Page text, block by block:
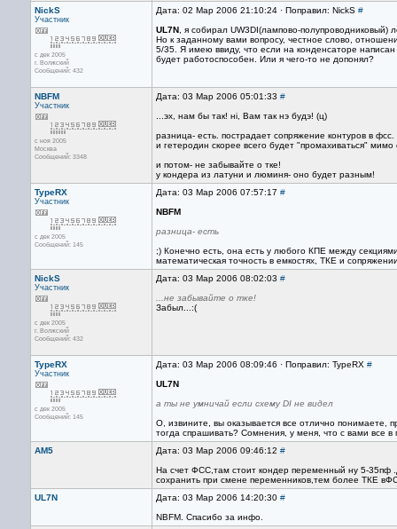
NickS
Участник
с дек 2005
г. Волжский
Сообщений: 432
Дата: 02 Мар 2006 21:10:24 · Поправил: NickS #
UL7N , я собирал UW3DI(лампово-полупроводниковый)
Но к заданному вами вопросу, честное слово,
5/35. Я имею ввиду, что если на конденсаторе
будет работоспособен. Или я чего-то не допонял?
NBFM
Участник
с ноя 2005
Москва
Сообщений: 3348
Дата: 03 Мар 2006 05:01:33 #
...эх, нам бы так! нi, Вам так нэ будэ! (ц)
разница- есть. пострадает сопряжение контуров в фсс.
и гетеродин скорее всего будет "промахиваться" мимо
и потом- не забывайте о тке!
у кондера из латуни и люминя- оно будет разным!
TypeRX
Участник
с дек 2005
Сообщений: 145
Дата: 03 Мар 2006 07:57:17 #
NBFM
разница- есть
;) Конечно есть, она есть у любого КПЕ между
математическая точность в емкостях, ТКЕ и
NickS
Участник
с дек 2005
г. Волжский
Сообщений: 432
Дата: 03 Мар 2006 08:02:03 #
...не забывайте о тке!
Забыл...:(
TypeRX
Участник
с дек 2005
Сообщений: 145
Дата: 03 Мар 2006 08:09:46 · Поправил: TypeRX #
UL7N
а ты не умничай если схему DI не видел
О, извините, вы оказывается все отлично понимаете,
тогда спрашивать? Сомнения, у меня, что с вами все в
AM5
Дата: 03 Мар 2006 09:46:12 #
На счет ФСС,там стоит кондер переменный ну 5-35пф
сохранить при смене переменников,тем более ТКЕ
UL7N
Дата: 03 Мар 2006 14:20:30 #
NBFM. Спасибо за инфо.